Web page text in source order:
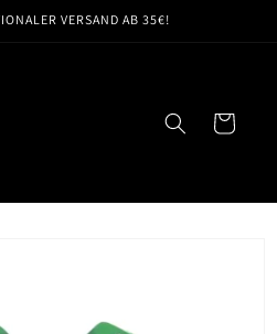
VERSAND AB 35€!
Warenkorb